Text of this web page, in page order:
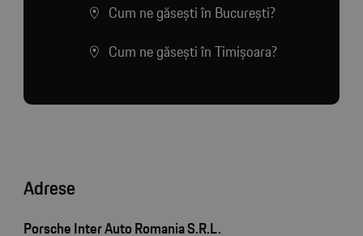
Cum ne găsești în București?
Cum ne găsești în Timișoara?
Adrese
Porsche Inter Auto Romania S.R.L.